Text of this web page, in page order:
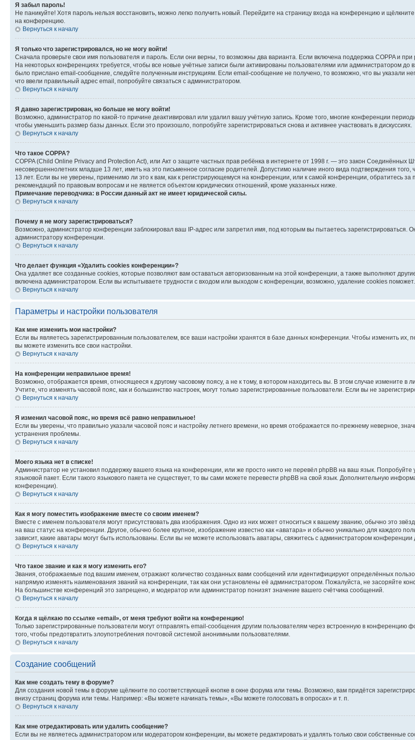
Я забыл пароль!
Не паникуйте! Хотя пароль нельзя восстановить, можно легко получить новый. Перейдите на страницу входа на конференцию и
на конференцию.
Вернуться к началу
Я только что зарегистрировался, но не могу войти!
Сначала проверьте свои имя пользователя и пароль. Если они верны, то возможны два варианта. Если включена поддержка COPPA и
На некоторых конференциях требуется, чтобы все новые учётные записи были активированы пользователями или администратором
было прислано email-сообщение, следуйте полученным инструкциям. Если email-сообщение не получено, то возможно, что вы указали
что ввели правильный адрес email, попробуйте связаться с администратором.
Вернуться к началу
Я давно зарегистрирован, но больше не могу войти!
Возможно, администратор по какой-то причине деактивировал или удалил вашу учётную запись. Кроме того, многие конференции
чтобы уменьшить размер базы данных. Если это произошло, попробуйте зарегистрироваться снова и активнее участвовать в дискуссиях.
Вернуться к началу
Что такое COPPA?
COPPA (Child Online Privacy and Protection Act), или Акт о защите частных прав ребёнка в интернете от 1998 г. — это закон
несовершеннолетних младше 13 лет, иметь на это письменное согласие родителей. Допустимо наличие иного вида подтверждения
13 лет. Если вы не уверены, применимо ли это к вам, как к регистрирующемуся на конференции, или к самой конференции, обратитесь
рекомендаций по правовым вопросам и не является объектом юридических отношений, кроме указанных ниже.
Примечание переводчика: в России данный акт не имеет юридической силы.
Вернуться к началу
Почему я не могу зарегистрироваться?
Возможно, администратор конференции заблокировал ваш IP-адрес или запретил имя, под которым вы пытаетесь зарегистрироваться.
администратору конференции.
Вернуться к началу
Что делает функция «Удалить cookies конференции»?
Она удаляет все созданные cookies, которые позволяют вам оставаться авторизованным на этой конференции, а также выполняют
включена администратором. Если вы испытываете трудности с входом или выходом с конференции, возможно, удаление cookies поможет.
Вернуться к началу
Параметры и настройки пользователя
Как мне изменить мои настройки?
Если вы являетесь зарегистрированным пользователем, все ваши настройки хранятся в базе данных конференции. Чтобы изменить их,
вы можете изменить все свои настройки.
Вернуться к началу
На конференции неправильное время!
Возможно, отображается время, относящееся к другому часовому поясу, а не к тому, в котором находитесь вы. В этом случае измените в
Учтите, что изменять часовой пояс, как и большинство настроек, могут только зарегистрированные пользователи. Если вы не
Вернуться к началу
Я изменил часовой пояс, но время всё равно неправильное!
Если вы уверены, что правильно указали часовой пояс и настройку летнего времени, но время отображается по-прежнему неверное,
устранения проблемы.
Вернуться к началу
Моего языка нет в списке!
Администратор не установил поддержку вашего языка на конференции, или же просто никто не перевёл phpBB на ваш язык.
языковой пакет. Если такого языкового пакета не существует, то вы сами можете перевести phpBB на свой язык. Дополнительную
конференции).
Вернуться к началу
Как я могу поместить изображение вместе со своим именем?
Вместе с именем пользователя могут присутствовать два изображения. Одно из них может относиться к вашему званию, обычно это
на ваш статус на конференции. Другое, обычно более крупное, изображение известно как «аватара» и обычно уникально для каждого
зависит, какие аватары могут быть использованы. Если вы не можете использовать аватары, свяжитесь с администратором конференции
Вернуться к началу
Что такое звание и как я могу изменить его?
Звания, отображаемые под вашим именем, отражают количество созданных вами сообщений или идентифицируют определённых
напрямую изменять наименования званий на конференции, так как они установлены её администратором. Пожалуйста, не засоряйте
На большинстве конференций это запрещено, и модератор или администратор понизят значение вашего счётчика сообщений.
Вернуться к началу
Когда я щёлкаю по ссылке «email», от меня требуют войти на конференцию!
Только зарегистрированные пользователи могут отправлять email-сообщения другим пользователям через встроенную в конференцию
того, чтобы предотвратить злоупотребления почтовой системой анонимными пользователями.
Вернуться к началу
Создание сообщений
Как мне создать тему в форуме?
Для создания новой темы в форуме щёлкните по соответствующей кнопке в окне форума или темы. Возможно, вам придётся
внизу страниц форума или темы. Например: «Вы можете начинать темы», «Вы можете голосовать в опросах» и т. п.
Вернуться к началу
Как мне отредактировать или удалить сообщение?
Если вы не являетесь администратором или модератором конференции, вы можете редактировать и удалять только свои собственные